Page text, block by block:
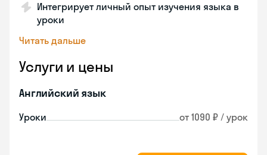
Интегрирует личный опыт изучения языка в
уроки
Читать дальше
Услуги и цены
Английский язык
Уроки от 1090 ₽ / урок